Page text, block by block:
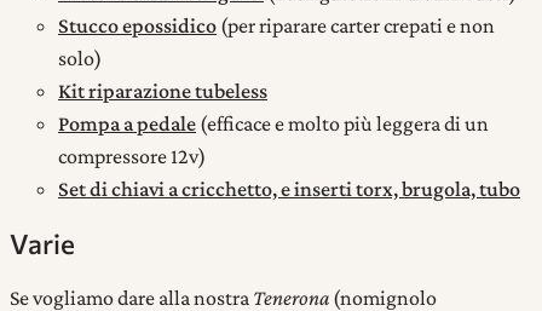
Stucco epossidico (per riparare carter crepati e non
solo)
Kit riparazione tubeless
Pompa a pedale (efficace e molto più leggera di un
compressore 12v)
Set di chiavi a cricchetto, e inserti torx, brugola, tubo
Varie
Se vogliamo dare alla nostra Tenerona (nomignolo